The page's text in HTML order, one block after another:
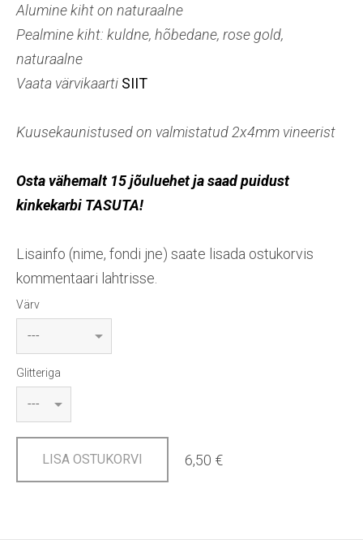
Alumine kiht on naturaalne
Pealmine kiht: kuldne, hõbedane, rose gold,
naturaalne
Vaata värvikaarti SIIT
Kuusekaunistused on valmistatud 2x4mm vineerist
Osta vähemalt 15 jõuluehet ja saad puidust
kinkekarbi TASUTA!
Lisainfo (nime, fondi jne) saate lisada ostukorvis
kommentaari lahtrisse.
Värv
Glitteriga
LISA OSTUKORVI 6,50 €